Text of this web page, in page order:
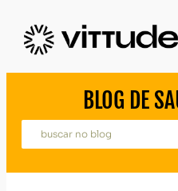
BLOG DE